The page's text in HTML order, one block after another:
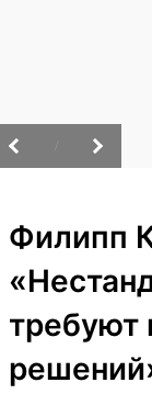
Филипп
требуют